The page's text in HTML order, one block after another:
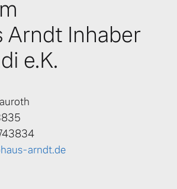
Arndt Inhaber
e.K.
arndt.de